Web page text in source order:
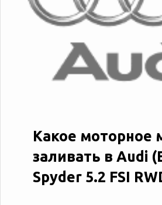
Какое моторное
заливать в Audi
Spyder 5.2 FSI